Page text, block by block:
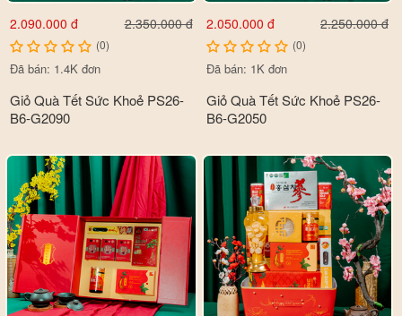
2.090.000 đ 2.350.000 đ
(0)
Đã bán: 1.4K đơn
Giỏ Quà Tết Sức Khoẻ PS26-
B6-G2090
2.050.000 đ 2.250.000 đ
(0)
Đã bán: 1K đơn
Giỏ Quà Tết Sức Khoẻ PS26-
B6-G2050